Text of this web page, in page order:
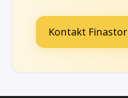
Kontakt Finastor